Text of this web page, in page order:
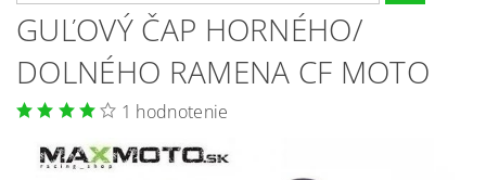
GUĽOVÝ ČAP HORNÉHO/
DOLNÉHO RAMENA CF MOTO
1 hodnotenie